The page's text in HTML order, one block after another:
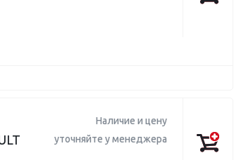
Наличие и цену
уточняйте у менеджера